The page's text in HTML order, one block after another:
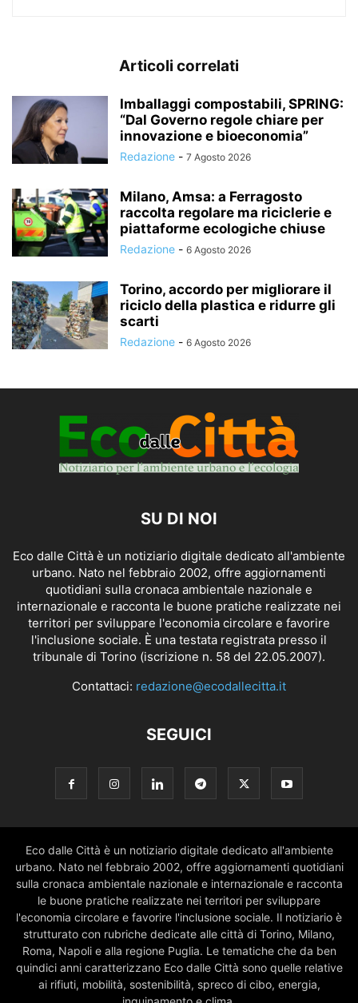
Articoli correlati
Imballaggi compostabili, SPRING:
“Dal Governo regole chiare per
innovazione e bioeconomia”
Redazione - 7 Agosto 2026
Milano, Amsa: a Ferragosto
raccolta regolare ma riciclerie e
piattaforme ecologiche chiuse
Redazione - 6 Agosto 2026
Torino, accordo per migliorare il
riciclo della plastica e ridurre gli
scarti
Redazione - 6 Agosto 2026
SU DI NOI
Eco dalle Città è un notiziario digitale dedicato all'ambiente
urbano. Nato nel febbraio 2002, offre aggiornamenti
quotidiani sulla cronaca ambientale nazionale e
internazionale e racconta le buone pratiche realizzate nei
territori per sviluppare l'economia circolare e favorire
l'inclusione sociale. È una testata registrata presso il
tribunale di Torino (iscrizione n. 58 del 22.05.2007).
Contattaci: redazione@ecodallecitta.it
SEGUICI
Eco dalle Città è un notiziario digitale dedicato all'ambiente
urbano. Nato nel febbraio 2002, offre aggiornamenti quotidiani
sulla cronaca ambientale nazionale e internazionale e racconta
le buone pratiche realizzate nei territori per sviluppare
l'economia circolare e favorire l'inclusione sociale. Il notiziario è
strutturato con rubriche dedicate alle città di Torino, Milano,
Roma, Napoli e alla regione Puglia. Le tematiche che da ben
quindici anni caratterizzano Eco dalle Città sono quelle relative
ai rifiuti, mobilità, sostenibilità, spreco di cibo, energia,